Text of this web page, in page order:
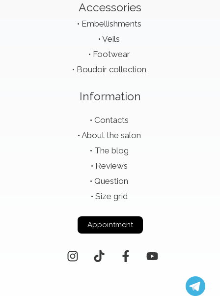
Accessories
Embellishments
Veils
Footwear
Boudoir collection
Information
Contacts
About the salon
The blog
Reviews
Question
Size grid
Appointment